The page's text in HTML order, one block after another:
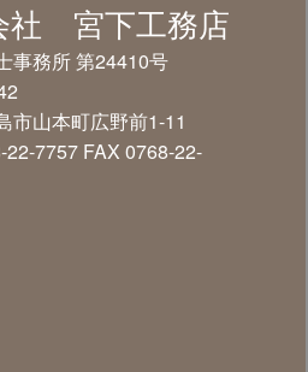
社 宮下工務店
事務所 第24410号
市山本町広野前1-11
7757 FAX 0768-22-